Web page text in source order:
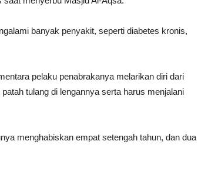
banyak penyakit, seperti diabetes kronis,
pelaku penabrakanya melarikan diri dari
tulang di lengannya serta harus menjalani
menghabiskan empat setengah tahun, dan dua